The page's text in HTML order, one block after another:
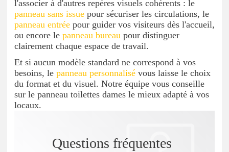
l'associer à d'autres repères visuels cohérents : le
panneau sans issue pour sécuriser les circulations, le
panneau entrée pour guider vos visiteurs dès l'accueil,
ou encore le panneau bureau pour distinguer
clairement chaque espace de travail.
Et si aucun modèle standard ne correspond à vos
besoins, le panneau personnalisé vous laisse le choix
du format et du visuel. Notre équipe vous conseille
sur le panneau toilettes dames le mieux adapté à vos
locaux.
Questions fréquentes